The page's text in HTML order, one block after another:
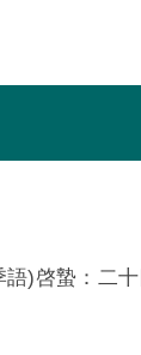
)啓蟄：二